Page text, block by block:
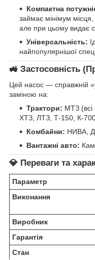
Компактна
займає мінімум
але при цьому видає
Універсальність:
найпопулярнішої
🚜 Застосовність
Цей насос — справжній
заміною на:
Трактори: МТЗ
ХТЗ, ЛТЗ, Т-150, К-
Комбайни: НИВА,
Вантажні авто:
💎 Переваги та
Параметр
Виконання
Виробник
Гарантія
Стан